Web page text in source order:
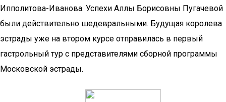
Ипполитова-Иванова. Успехи Аллы Борисовны Пугачевой
были действительно шедевральными. Будущая королева
эстрады уже на втором курсе отправилась в первый
гастрольный тур с представителями сборной программы
Московской эстрады.